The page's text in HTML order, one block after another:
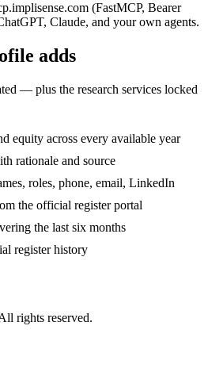
(FastMCP, Bearer
Claude, and your own agents.
adds
— plus the research services locked
equity across every available year
rationale and source
roles, phone, email, LinkedIn
the official register portal
the last six months
register history
rights reserved.